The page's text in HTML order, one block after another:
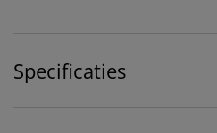
Specificaties